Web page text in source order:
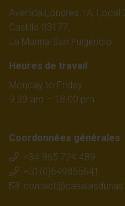
Avenida Londres 1A, Local
Castilla 03177,
La Marina-San Fulgencio
Heures de travail
Monday to Friday
9.30 am – 18.00 pm
Coordonnées générales
+34 965 724 489
+31(0)649855641